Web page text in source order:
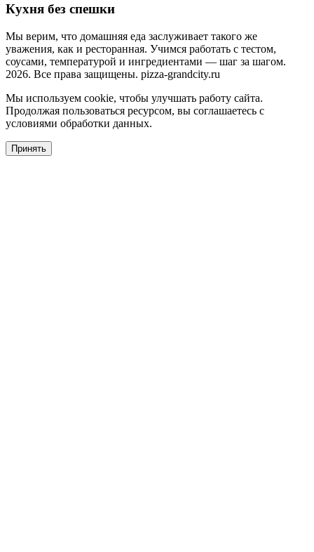
Кухня без спешки
Мы верим, что домашняя еда заслуживает такого же
уважения, как и ресторанная. Учимся работать с тестом,
соусами, температурой и ингредиентами — шаг за шагом.
2026. Все права защищены. pizza-grandcity.ru
Мы используем cookie, чтобы улучшать работу сайта.
Продолжая пользоваться ресурсом, вы соглашаетесь с
условиями обработки данных.
Принять